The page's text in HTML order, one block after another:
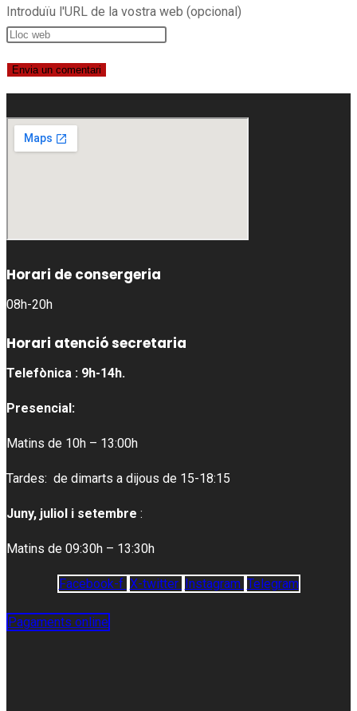
Introduïu l'URL de la vostra web (opcional)
Horari de consergeria
08h-20h
Horari atenció secretaria
Telefònica : 9h-14h.
Presencial:
Matins de 10h – 13:00h
Tardes: de dimarts a dijous de 15-18:15
Juny, juliol i setembre :
Matins de 09:30h – 13:30h
Facebook-f X-twitter Instagram Telegram
Pagaments online